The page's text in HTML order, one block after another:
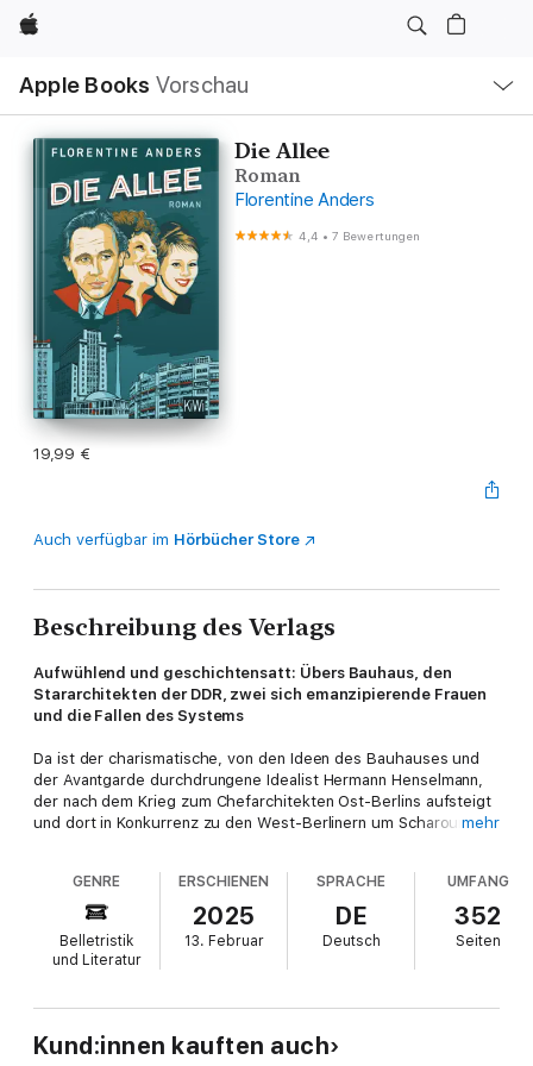
Apple
Apple Books Vorschau
Navigation
Menü
öffnen
Die Allee
Roman
Florentine Anders
4,4 •7 Bewertungen
19,99 €
Auch verfügbar im Hörbücher Store
Beschreibung des Verlags
Aufwühlend und geschichtensatt: Übers Bauhaus, den
Stararchitekten der DDR, zwei sich emanzipierende Frauen
und die Fallen des Systems
Da ist der charismatische, von den Ideen des Bauhauses und
der Avantgarde durchdrungene Idealist Hermann Henselmann,
der nach dem Krieg zum Chefarchitekten Ost-Berlins aufsteigt
und dort in Konkurrenz zu den West-Berlinern um Scharoun &
verbunden. Der Preis freilich: Ständig muss er lavieren und
manchmal auch zu Kreuze kriechen, um wenigstens die
Grundlagen seiner modernistischen Ideen vor den stieseligen
Vorstellungen der Politführung zu retten. Und da ist vor allem
Henselmanns Frau Isi, hochbegabt, die auch als Architektin
die ihr Mann hinterlässt, und sich zunehmend selbst
emanzipiert. Und da ist die Tochter Isa, die sich der
mehr
GENRE
Belletristik
und Literatur
ERSCHIENEN
2025
13. Februar
SPRACHE
DE
Deutsch
UMFANG
352
Seiten
Kund:innen kauften auch